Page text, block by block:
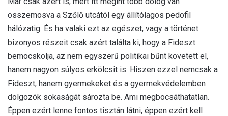
összemosva a Szőlő utcától egy állítólagos pedofil
hálózatig. És ha valaki ezt az egészet, vagy a történet
bizonyos részeit csak azért találta ki, hogy a Fideszt
bemocskolja, az nem egyszerű politikai bűnt követett el,
hanem nagyon súlyos erkölcsit is. Hiszen ezzel nemcsak a
Fideszt, hanem gyermekeket és a gyermekvédelemben
dolgozók sokaságát sározta be. Ami megbocsáthatatlan.
Éppen ezért lenne fontos tisztán látni, éppen ezért kell